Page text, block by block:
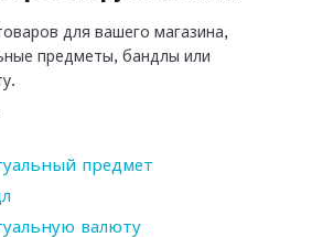
для вашего магазина,
предметы, бандлы или
предмет
валюту